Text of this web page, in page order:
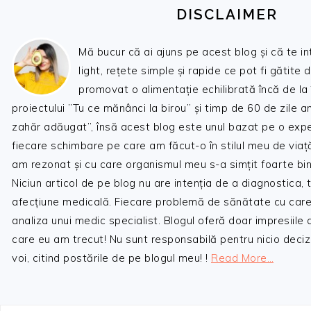
DISCLAIMER
Mă bucur că ai ajuns pe acest blog și că te
light, rețete simple și rapide ce pot fi gătite
promovat o alimentație echilibrată încă de
proiectului ”Tu ce mănânci la birou” și timp de 60 de zile
zahăr adăugat”, însă acest blog este unul bazat pe o
fiecare schimbare pe care am făcut-o în stilul meu de
am rezonat și cu care organismul meu s-a simțit foarte
Niciun articol de pe blog nu are intenția de a diagnostica,
afecțiune medicală. Fiecare problemă de sănătate cu
analiza unui medic specialist. Blogul oferă doar impresiile
care eu am trecut! Nu sunt responsabilă pentru nicio
voi, citind postările de pe blogul meu! ! Read More…